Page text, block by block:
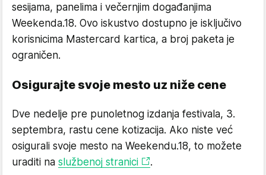
sesijama, panelima i večernjim događanjima
Weekenda.18. Ovo iskustvo dostupno je isključivo
korisnicima Mastercard kartica, a broj paketa je
ograničen.
Osigurajte svoje mesto uz niže cene
Dve nedelje pre punoletnog izdanja festivala, 3.
septembra, rastu cene kotizacija. Ako niste već
osigurali svoje mesto na Weekendu.18, to možete
uraditi na službenoj stranici .